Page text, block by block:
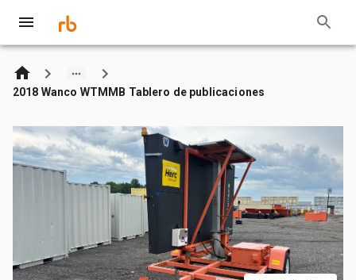
2018 Wanco WTMMB Tablero de publicaciones